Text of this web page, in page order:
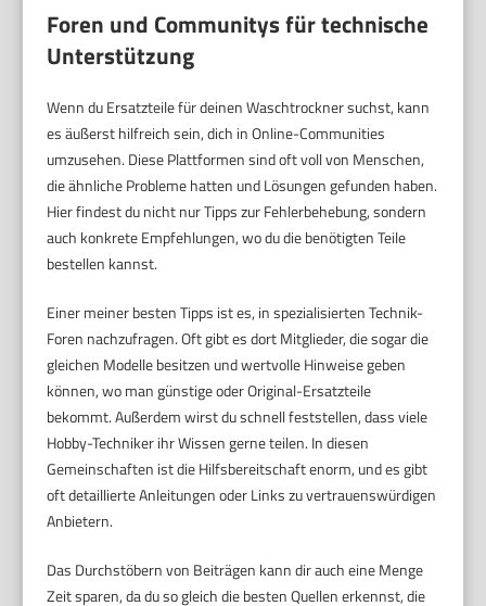
Foren und Communitys für technische
Unterstützung
Wenn du Ersatzteile für deinen Waschtrockner suchst, kann
es äußerst hilfreich sein, dich in Online-Communities
umzusehen. Diese Plattformen sind oft voll von Menschen,
die ähnliche Probleme hatten und Lösungen gefunden haben.
Hier findest du nicht nur Tipps zur Fehlerbehebung, sondern
auch konkrete Empfehlungen, wo du die benötigten Teile
bestellen kannst.
Einer meiner besten Tipps ist es, in spezialisierten Technik-
Foren nachzufragen. Oft gibt es dort Mitglieder, die sogar die
gleichen Modelle besitzen und wertvolle Hinweise geben
können, wo man günstige oder Original-Ersatzteile
bekommt. Außerdem wirst du schnell feststellen, dass viele
Hobby-Techniker ihr Wissen gerne teilen. In diesen
Gemeinschaften ist die Hilfsbereitschaft enorm, und es gibt
oft detaillierte Anleitungen oder Links zu vertrauenswürdigen
Anbietern.
Das Durchstöbern von Beiträgen kann dir auch eine Menge
Zeit sparen, da du so gleich die besten Quellen erkennst, die